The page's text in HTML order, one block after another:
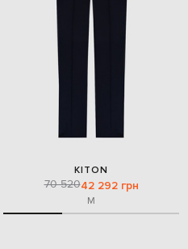
KITON
70 52042 292 грн
M